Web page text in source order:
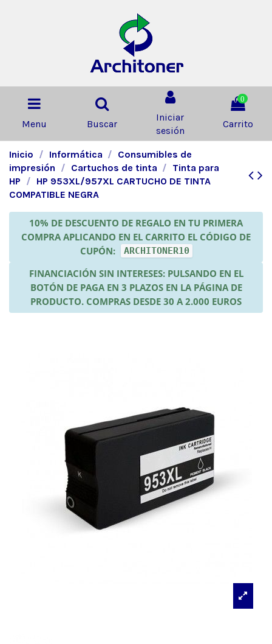
Menu Buscar
Iniciar
sesión
0
Carrito
Inicio Informática
Consumibles de
impresión
Cartuchos de tinta
Tinta para
HP
HP 953XL/957XL CARTUCHO DE TINTA
COMPATIBLE NEGRA
10% DE DESCUENTO DE REGALO EN TU PRIMERA
COMPRA APLICANDO EN EL CARRITO EL CÓDIGO DE
CUPÓN:
ARCHITONER10
FINANCIACIÓN SIN INTERESES: PULSANDO EN EL
BOTÓN DE PAGA EN 3 PLAZOS EN LA PÁGINA DE
PRODUCTO. COMPRAS DESDE 30 A 2.000 EUROS